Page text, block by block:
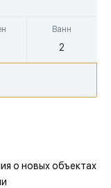
Ванн
2
о новых объектах